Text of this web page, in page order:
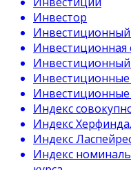
Инвестор
Инвестиционная
Инвестиционные
Индекс
Индекс
Индекс
Индекс